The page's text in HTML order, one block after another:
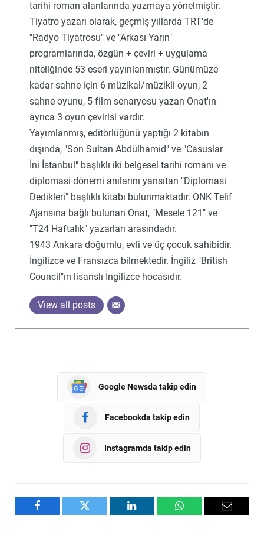
tarihi roman alanlarında yazmaya yönelmiştir.
Tiyatro yazarı olarak, geçmiş yıllarda TRT'de
"Radyo Tiyatrosu" ve "Arkası Yarın"
programlarında, özgün + çeviri + uygulama
niteliğinde 53 eseri yayınlanmıştır. Günümüze
kadar sahne için 6 müzikal/müzikli oyun, 2
sahne oyunu, 5 film senaryosu yazan Onat'ın
ayrıca 3 oyun çevirisi vardır.
Yayımlanmış, editörlüğünü yaptığı 2 kitabın
dışında, "Son Sultan Abdülhamid" ve "Casuslar
İni İstanbul" başlıklı iki belgesel tarihi romanı ve
diplomasi dönemi anılarını yansıtan "Diplomasi
Dedikleri" başlıklı kitabı bulunmaktadır. ONK Telif
Ajansına bağlı bulunan Onat, "Mesele 121" ve
"T24 Haftalık" yazarları arasındadır.
1943 Ankara doğumlu, evli ve üç çocuk sahibidir.
İngilizce ve Fransızca bilmektedir. İngiliz "British
Council"ın lisanslı İngilizce hocasıdır.
View all posts
Google Newsda takip edin
Facebookda takip edin
Instagramda takip edin
Facebook Twitter LinkedIn WhatsAppEmail